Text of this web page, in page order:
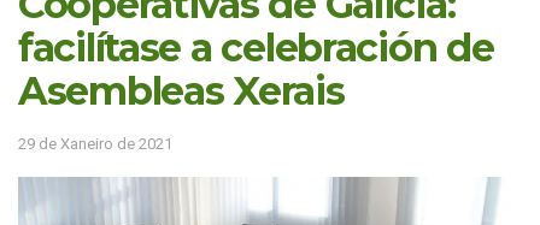
facilítase a celebración de
Asembleas Xerais
29 de Xaneiro de 2021